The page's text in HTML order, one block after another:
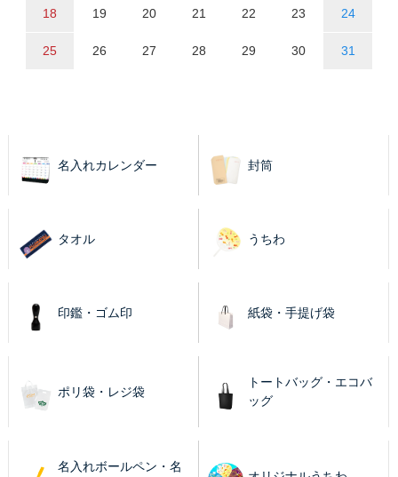
18 19 20 21 22 23 24
25 26 27 28 29 30 31
名入れカレンダー 封筒
タオル うちわ
印鑑・ゴム印 紙袋・手提げ袋
ポリ袋・レジ袋
トートバッグ・エコバ
ッグ
名入れボールペン・名